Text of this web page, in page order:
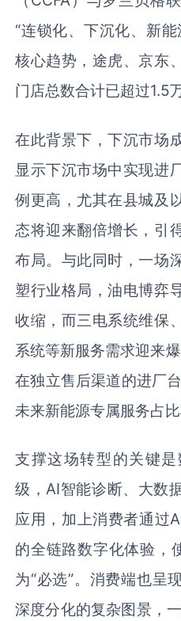
“连锁化、下沉化、新
核心趋势，途虎、京东
门店总数合计已超过1.5万
在此背景下，下沉市场
显示下沉市场中实现进
例更高，尤其在县城及
态将迎来翻倍增长，引
布局。与此同时，一场
塑行业格局，油电博弈
收缩，而三电系统维保
系统等新服务需求迎来
在独立售后渠道的进厂
未来新能源专属服务占比
支撑这场转型的关键
级，AI智能诊断、大数
应用，加上消费者通过
的全链路数字化体验，
为“必选”。消费端也呈
深度分化的复杂图景，